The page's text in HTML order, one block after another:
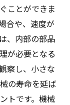
ことができま
合や、速度が
、内部の部品
が必要となる
察し、小さな
の寿命を延ば
トです。機械